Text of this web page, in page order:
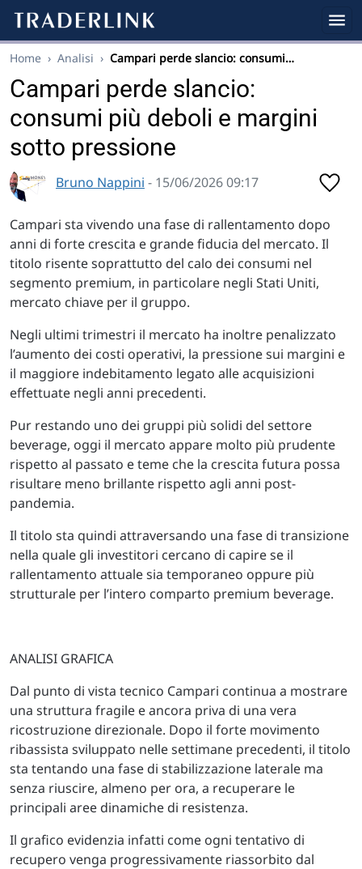
Home › Analisi › Campari perde slancio: consumi…
Campari perde slancio:
consumi più deboli e margini
sotto pressione
Bruno Nappini - 15/06/2026 09:17
Campari sta vivendo una fase di rallentamento dopo
anni di forte crescita e grande fiducia del mercato. Il
titolo risente soprattutto del calo dei consumi nel
segmento premium, in particolare negli Stati Uniti,
mercato chiave per il gruppo.
Negli ultimi trimestri il mercato ha inoltre penalizzato
l’aumento dei costi operativi, la pressione sui margini e
il maggiore indebitamento legato alle acquisizioni
effettuate negli anni precedenti.
Pur restando uno dei gruppi più solidi del settore
beverage, oggi il mercato appare molto più prudente
rispetto al passato e teme che la crescita futura possa
risultare meno brillante rispetto agli anni post-
pandemia.
Il titolo sta quindi attraversando una fase di transizione
nella quale gli investitori cercano di capire se il
rallentamento attuale sia temporaneo oppure più
strutturale per l’intero comparto premium beverage.
ANALISI GRAFICA
Dal punto di vista tecnico Campari continua a mostrare
una struttura fragile e ancora priva di una vera
ricostruzione direzionale. Dopo il forte movimento
ribassista sviluppato nelle settimane precedenti, il titolo
sta tentando una fase di stabilizzazione laterale ma
senza riuscire, almeno per ora, a recuperare le
principali aree dinamiche di resistenza.
Il grafico evidenzia infatti come ogni tentativo di
recupero venga progressivamente riassorbito dal